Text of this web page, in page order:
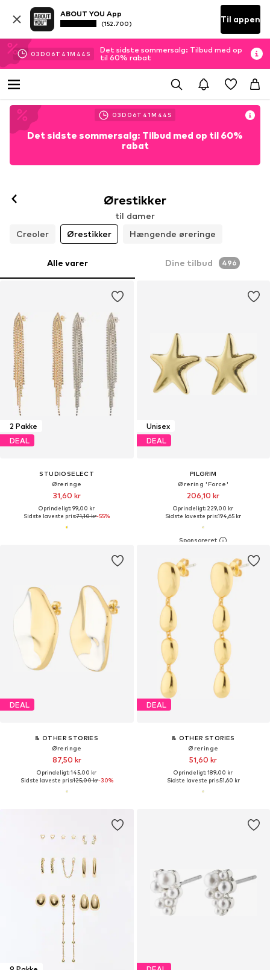
ABOUT YOU App
(152.700) Til appen
03D 06T 41M 42 S
Det sidste sommersalg: Tilbud med op
til 60% rabat
03D 06T 41M 42 S
Det sidste sommersalg: Tilbud med op til 60%
rabat
Ørestikker
til damer
Creoler
Ørestikker Hængende øreringe
Alle varer Dine tilbud 496
2 Pakke
DEAL
STUDIOSELECT
Øreringe
31,60 kr
Oprindeligt: 99,00 kr
Sidste laveste pris:71,10 kr-55%
Unisex
DEAL
PILGRIM
Ørering 'Force'
206,10 kr
Oprindeligt: 229,00 kr
Sidste laveste pris:194,65 kr
DEAL
& OTHER STORIES
Øreringe
87,50 kr
Oprindeligt: 145,00 kr
Sidste laveste pris:125,00 kr-30%
DEAL
& OTHER STORIES
Øreringe
51,60 kr
Oprindeligt: 189,00 kr
Sidste laveste pris:51,60 kr